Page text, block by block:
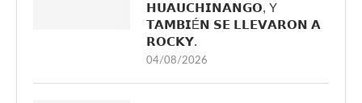
𝗛𝗨𝗔𝗨𝗖𝗛𝗜𝗡𝗔𝗡𝗚𝗢, Y
𝗧𝗔𝗠𝗕𝗜É𝗡 𝗦𝗘 𝗟𝗟𝗘𝗩𝗔𝗥𝗢𝗡 𝗔
𝗥𝗢𝗖𝗞𝗬.
04/08/2026